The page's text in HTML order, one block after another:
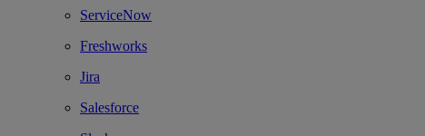
ServiceNow
Freshworks
Jira
Salesforce